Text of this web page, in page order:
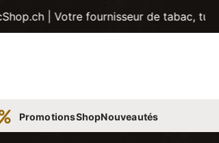
fournisseur de tabac, tubes,
PromotionsShopNouveautés